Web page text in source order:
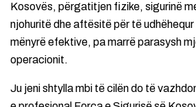
Kosovës, përgatitjen fizike, sigurinë
njohuritë dhe aftësitë për të
mënyrë efektive, pa marrë parasysh
operacionit.
Ju jeni shtylla mbi të cilën do të